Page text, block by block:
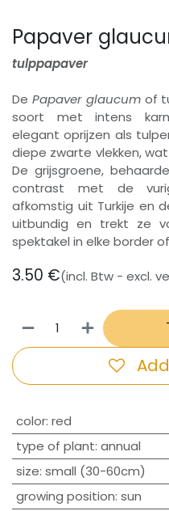
Papaver
tulppapaver
De Papaver glaucumof
soort met intens
elegant oprijzen als
diepe zwarte vlekken,
De grijsgroene,
contrast met de
afkomstig uit Turkije en
uitbundig en trekt ze
spektakel in elke border
3.50 €(incl. Btw - excl.
​color: red
type of plant: annual
size: small (30-60cm)
growing position: sun